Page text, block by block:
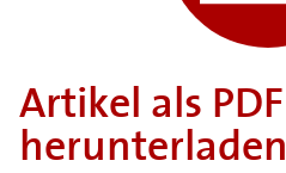
Artikel als PDF
herunterladen